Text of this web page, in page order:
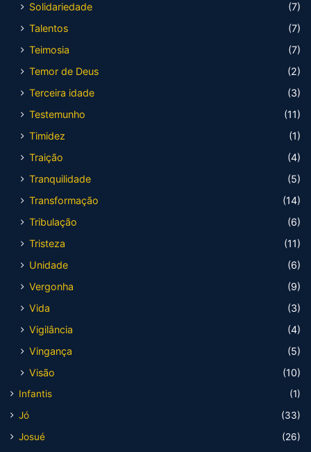
Solidariedade
(7)
Talentos
(7)
Teimosia
(7)
Temor de Deus
(2)
Terceira idade
(3)
Testemunho
(11)
Timidez
(1)
Traição
(4)
Tranquilidade
(5)
Transformação
(14)
Tribulação
(6)
Tristeza
(11)
Unidade
(6)
Vergonha
(9)
Vida
(3)
Vigilância
(4)
Vingança
(5)
Visão
(10)
Infantis
(1)
Jó
(33)
Josué
(26)